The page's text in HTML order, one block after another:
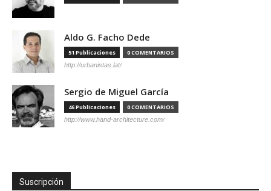
Aldo G. Facho Dede
51 Publicaciones 0 COMENTARIOS
http://urbanistas.lat/
Sergio de Miguel García
46 Publicaciones 0 COMENTARIOS
http://www.hand-architecture.com/
Suscripción